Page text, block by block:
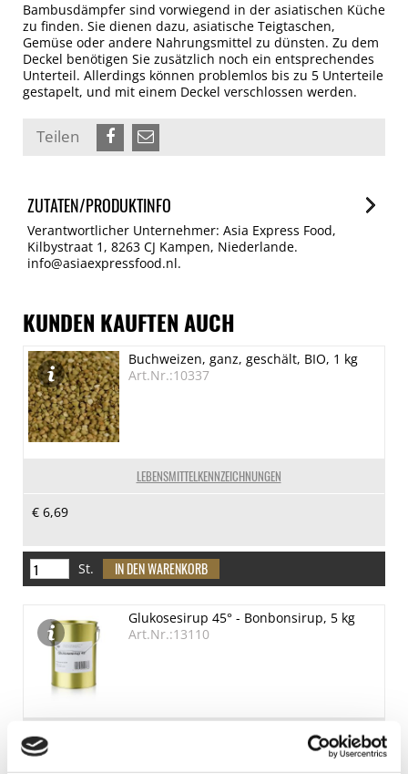
Bambusdämpfer sind vorwiegend in der asiatischen Küche
zu finden. Sie dienen dazu, asiatische Teigtaschen,
Gemüse oder andere Nahrungsmittel zu dünsten. Zu dem
Deckel benötigen Sie zusätzlich noch ein entsprechendes
Unterteil. Allerdings können problemlos bis zu 5 Unterteile
gestapelt, und mit einem Deckel verschlossen werden.
Teilen
ZUTATEN/PRODUKTINFO
Verantwortlicher Unternehmer: Asia Express Food,
Kilbystraat 1, 8263 CJ Kampen, Niederlande.
info@asiaexpressfood.nl.
KUNDEN KAUFTEN AUCH
LEBENSMITTELKENNZEICHNUNGEN
Buchweizen, ganz, geschält, BIO, 1 kg
Art.Nr.:10337
€ 6,69
St.
Glukosesirup 45° - Bonbonsirup, 5 kg
Art.Nr.:13110